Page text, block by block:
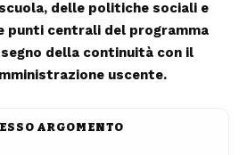
delle politiche sociali e
punti centrali del programma
della continuità con il
uscente.
ARGOMENTO